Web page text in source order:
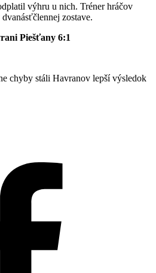
výhru u nich. Tréner hráčov
zostave.
Piešťany 6:1
chyby stáli Havranov lepší výsledok